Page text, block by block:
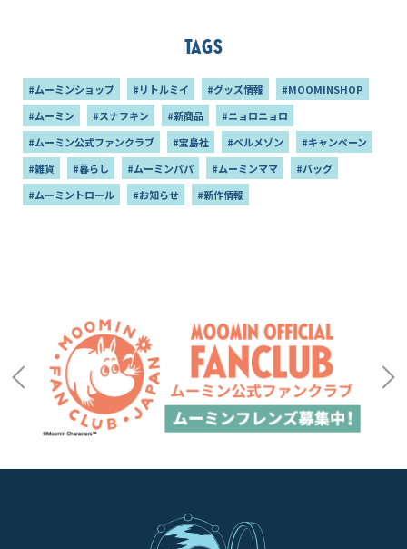
Tags
#ムーミンショップ #リトルミイ #グッズ情報
#MOOMINSHOP
#ムーミン
#スナフキン #新商品
#ニョロニョロ
#ムーミン公式ファンクラブ
#宝島社 #ベルメゾン
#キャンペーン
#雑貨
#暮らし #ムーミンパパ #ムーミンママ
#バッグ
#ムーミントロール
#お知らせ #新作情報